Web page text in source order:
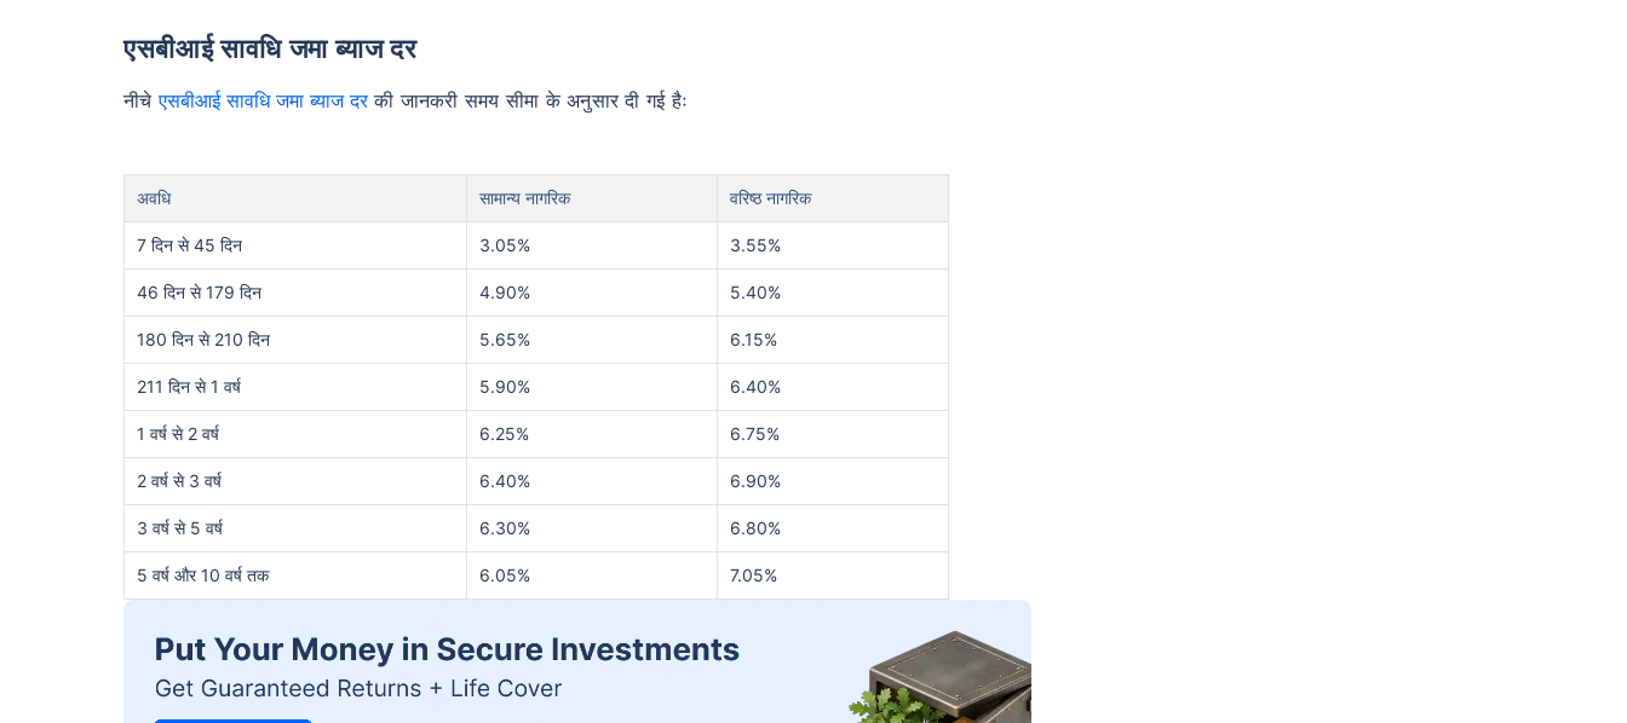
एसबीआई सावधि जमा ब्याज दर
नीचेएसबीआई सावधि जमा ब्याज दरकी जानकरी समय सीमा के अनुसार दी गई हैः
अवधि सामान्य नागरिक वरिष्ठ नागरिक
7 दिन से 45 दिन 3.05% 3.55%
46 दिन से 179 दिन 4.90% 5.40%
180 दिन से 210 दिन 5.65% 6.15%
211 दिन से 1 वर्ष 5.90% 6.40%
1 वर्ष से 2 वर्ष 6.25% 6.75%
2 वर्ष से 3 वर्ष 6.40% 6.90%
3 वर्ष से 5 वर्ष 6.30% 6.80%
5 वर्ष और 10 वर्ष तक 6.05% 7.05%